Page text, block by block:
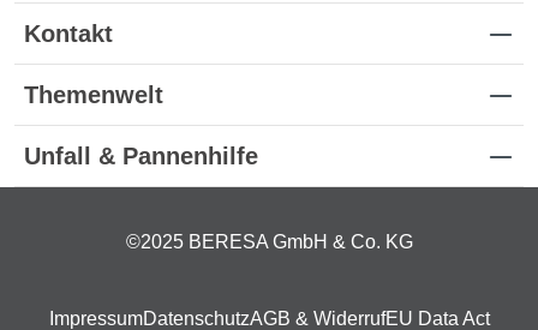
Kontakt
Themenwelt
Unfall & Pannenhilfe
©2025 BERESA GmbH & Co. KG
ImpressumDatenschutzAGB & WiderrufEU Data Act